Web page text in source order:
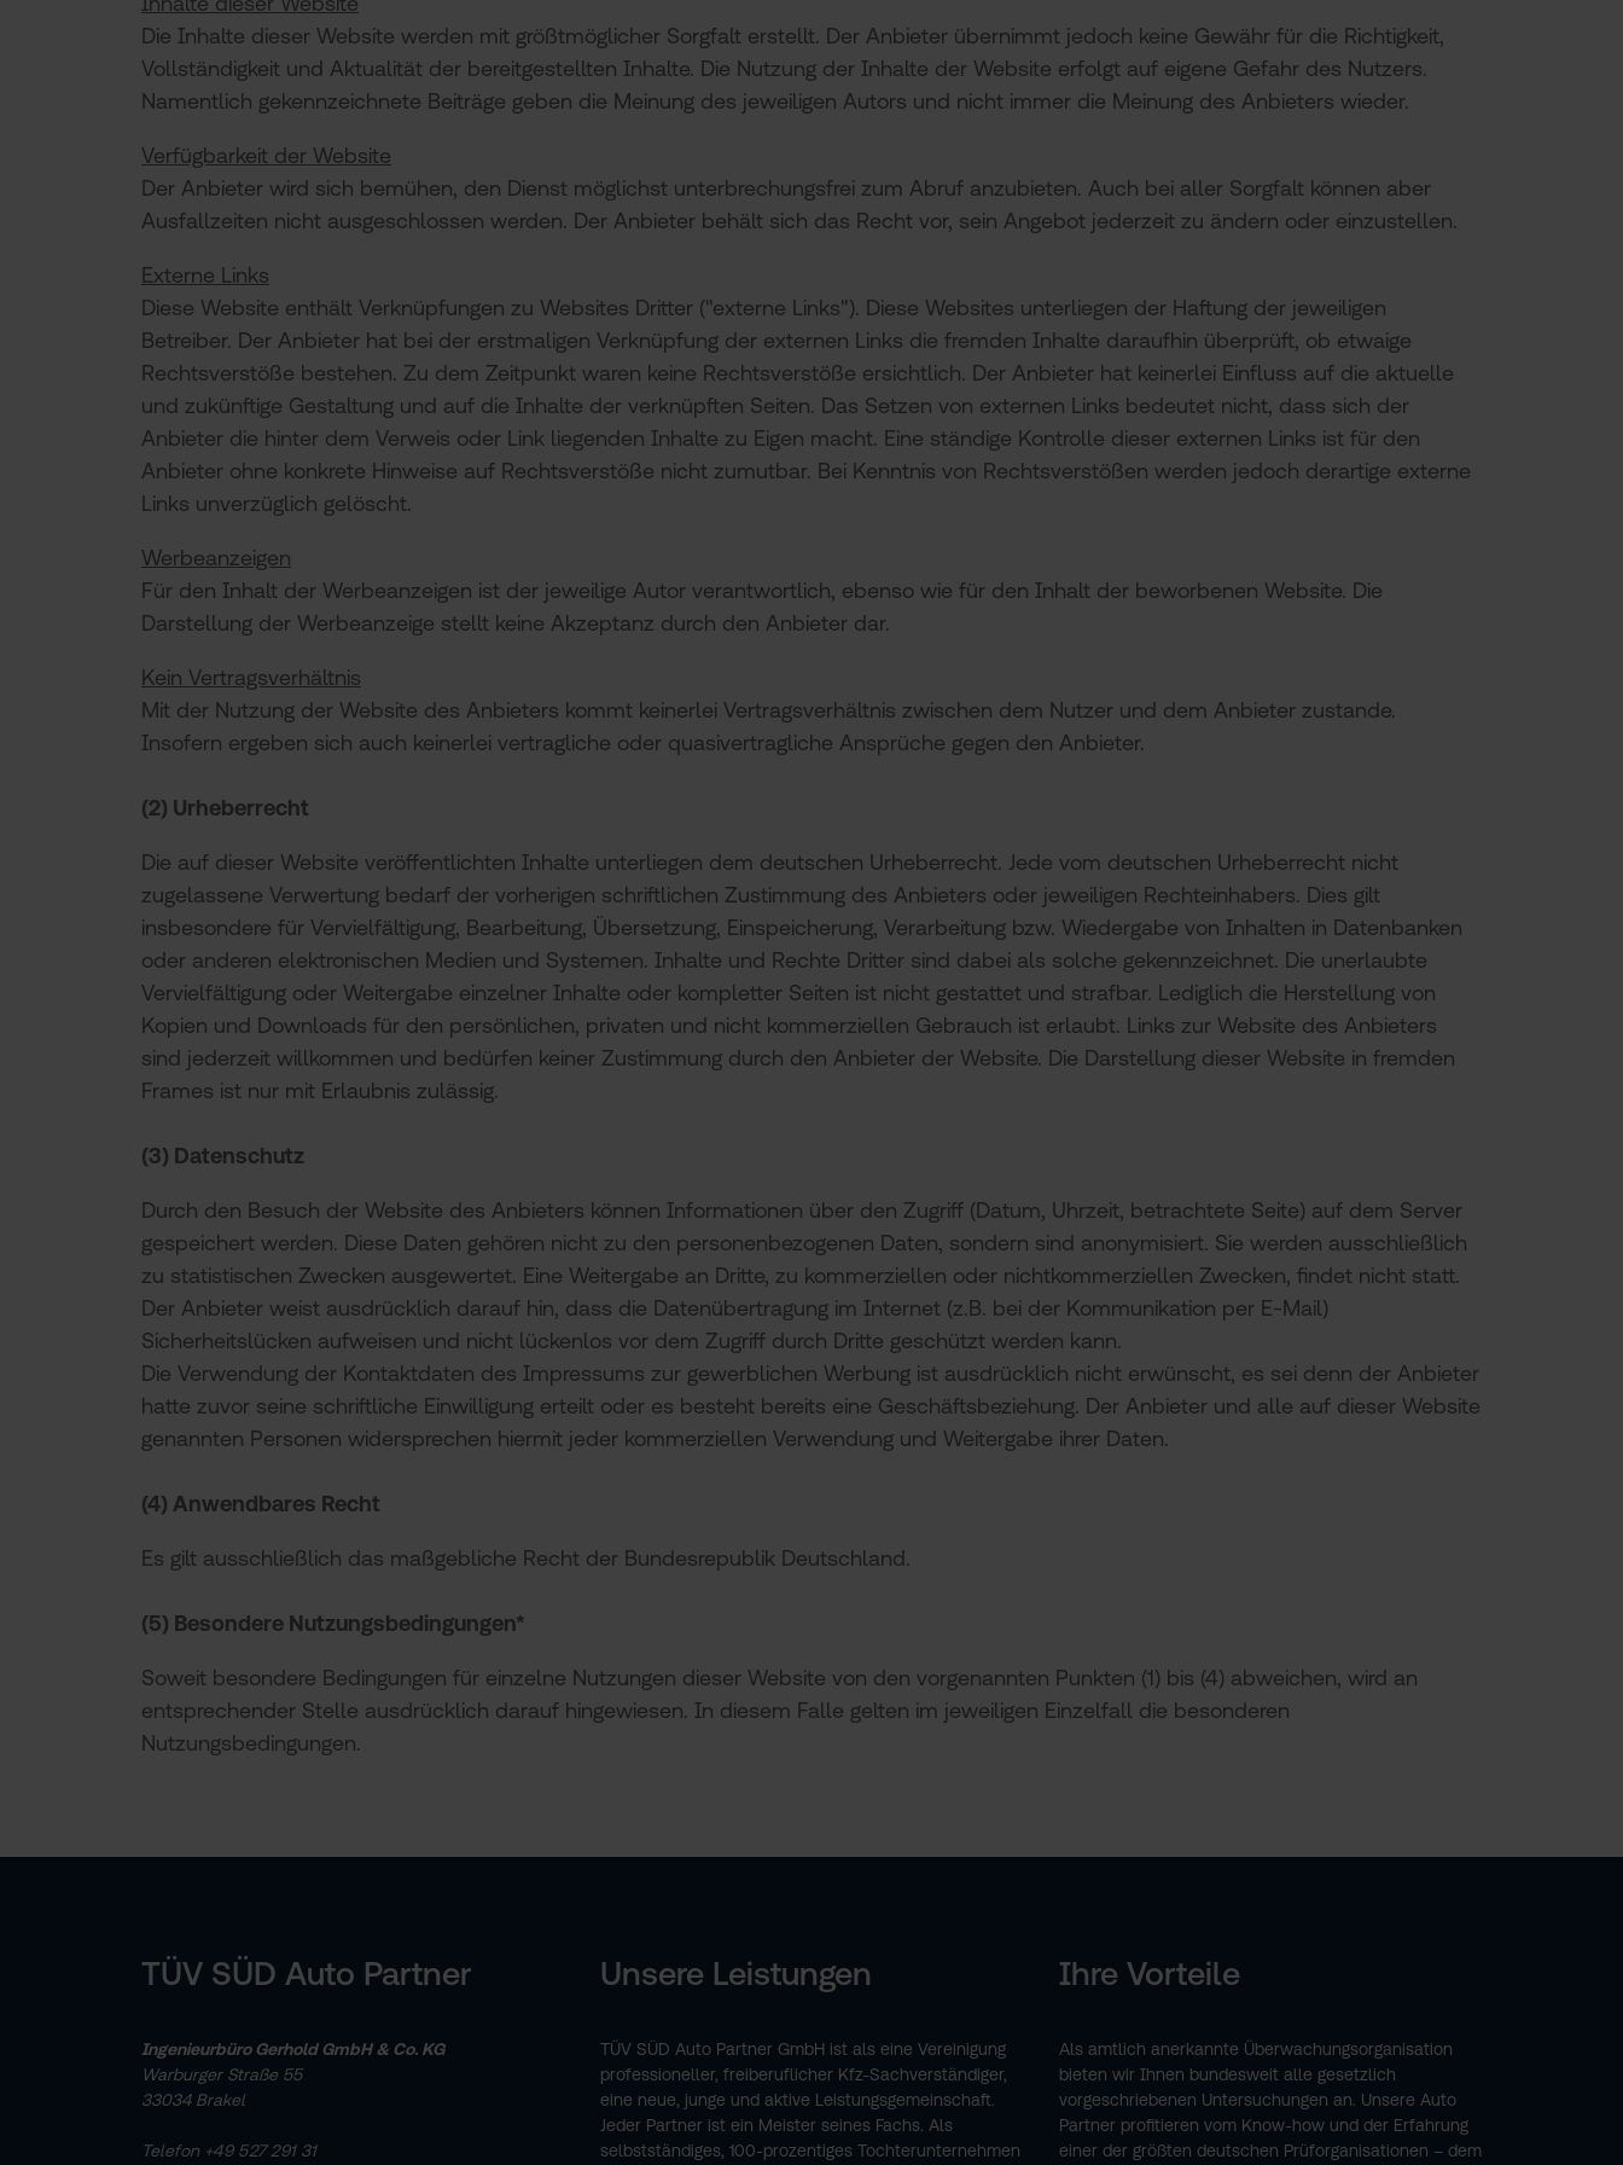
Die Inhalte dieser Website werden mit größtmöglicher Sorgfalt erstellt. Der Anbieter übernimmt jedoch keine Gewähr für die Richtigkeit,
Vollständigkeit und Aktualität der bereitgestellten Inhalte. Die Nutzung der Inhalte der Website erfolgt auf eigene Gefahr des Nutzers.
Namentlich gekennzeichnete Beiträge geben die Meinung des jeweiligen Autors und nicht immer die Meinung des Anbieters wieder.
Verfügbarkeit der Website
Der Anbieter wird sich bemühen, den Dienst möglichst unterbrechungsfrei zum Abruf anzubieten. Auch bei aller Sorgfalt können aber
Ausfallzeiten nicht ausgeschlossen werden. Der Anbieter behält sich das Recht vor, sein Angebot jederzeit zu ändern oder einzustellen.
Externe Links
Diese Website enthält Verknüpfungen zu Websites Dritter ("externe Links"). Diese Websites unterliegen der Haftung der jeweiligen
Betreiber. Der Anbieter hat bei der erstmaligen Verknüpfung der externen Links die fremden Inhalte daraufhin überprüft, ob etwaige
Rechtsverstöße bestehen. Zu dem Zeitpunkt waren keine Rechtsverstöße ersichtlich. Der Anbieter hat keinerlei Einfluss auf die aktuelle
und zukünftige Gestaltung und auf die Inhalte der verknüpften Seiten. Das Setzen von externen Links bedeutet nicht, dass sich der
Anbieter die hinter dem Verweis oder Link liegenden Inhalte zu Eigen macht. Eine ständige Kontrolle dieser externen Links ist für den
Anbieter ohne konkrete Hinweise auf Rechtsverstöße nicht zumutbar. Bei Kenntnis von Rechtsverstößen werden jedoch derartige externe
Links unverzüglich gelöscht.
Werbeanzeigen
Für den Inhalt der Werbeanzeigen ist der jeweilige Autor verantwortlich, ebenso wie für den Inhalt der beworbenen Website. Die
Darstellung der Werbeanzeige stellt keine Akzeptanz durch den Anbieter dar.
Kein Vertragsverhältnis
Mit der Nutzung der Website des Anbieters kommt keinerlei Vertragsverhältnis zwischen dem Nutzer und dem Anbieter zustande.
Insofern ergeben sich auch keinerlei vertragliche oder quasivertragliche Ansprüche gegen den Anbieter.
(2) Urheberrecht
Die auf dieser Website veröffentlichten Inhalte unterliegen dem deutschen Urheberrecht. Jede vom deutschen Urheberrecht nicht
zugelassene Verwertung bedarf der vorherigen schriftlichen Zustimmung des Anbieters oder jeweiligen Rechteinhabers. Dies gilt
insbesondere für Vervielfältigung, Bearbeitung, Übersetzung, Einspeicherung, Verarbeitung bzw. Wiedergabe von Inhalten in Datenbanken
oder anderen elektronischen Medien und Systemen. Inhalte und Rechte Dritter sind dabei als solche gekennzeichnet. Die unerlaubte
Vervielfältigung oder Weitergabe einzelner Inhalte oder kompletter Seiten ist nicht gestattet und strafbar. Lediglich die Herstellung von
Kopien und Downloads für den persönlichen, privaten und nicht kommerziellen Gebrauch ist erlaubt. Links zur Website des Anbieters
sind jederzeit willkommen und bedürfen keiner Zustimmung durch den Anbieter der Website. Die Darstellung dieser Website in fremden
Frames ist nur mit Erlaubnis zulässig.
(3) Datenschutz
Durch den Besuch der Website des Anbieters können Informationen über den Zugriff (Datum, Uhrzeit, betrachtete Seite) auf dem Server
gespeichert werden. Diese Daten gehören nicht zu den personenbezogenen Daten, sondern sind anonymisiert. Sie werden ausschließlich
zu statistischen Zwecken ausgewertet. Eine Weitergabe an Dritte, zu kommerziellen oder nichtkommerziellen Zwecken, findet nicht statt.
Der Anbieter weist ausdrücklich darauf hin, dass die Datenübertragung im Internet (z.B. bei der Kommunikation per E-Mail)
Sicherheitslücken aufweisen und nicht lückenlos vor dem Zugriff durch Dritte geschützt werden kann.
Die Verwendung der Kontaktdaten des Impressums zur gewerblichen Werbung ist ausdrücklich nicht erwünscht, es sei denn der Anbieter
hatte zuvor seine schriftliche Einwilligung erteilt oder es besteht bereits eine Geschäftsbeziehung. Der Anbieter und alle auf dieser Website
genannten Personen widersprechen hiermit jeder kommerziellen Verwendung und Weitergabe ihrer Daten.
(4) Anwendbares Recht
Es gilt ausschließlich das maßgebliche Recht der Bundesrepublik Deutschland.
(5) Besondere Nutzungsbedingungen*
Soweit besondere Bedingungen für einzelne Nutzungen dieser Website von den vorgenannten Punkten (1) bis (4) abweichen, wird an
entsprechender Stelle ausdrücklich darauf hingewiesen. In diesem Falle gelten im jeweiligen Einzelfall die besonderen
Nutzungsbedingungen.
TÜV SÜD Auto Partner
Ingenieurbüro Gerhold GmbH & Co. KG
Warburger Straße 55
33034 Brakel
Telefon +49 527 291 31
Unsere Leistungen
TÜV SÜD Auto Partner GmbH ist als eine Vereinigung
professioneller, freiberuflicher Kfz-Sachverständiger,
eine neue, junge und aktive Leistungsgemeinschaft.
Jeder Partner ist ein Meister seines Fachs. Als
selbstständiges, 100-prozentiges Tochterunter­nehmen
Ihre Vorteile
Als amtlich anerkannte Überwachungsorganisation
bieten wir Ihnen bundesweit alle gesetzlich
vorgeschriebenen Untersuchungen an. Unsere Auto
Partner profitieren vom Know-how und der Erfahrung
einer der größten deutschen Prüforganisationen – dem